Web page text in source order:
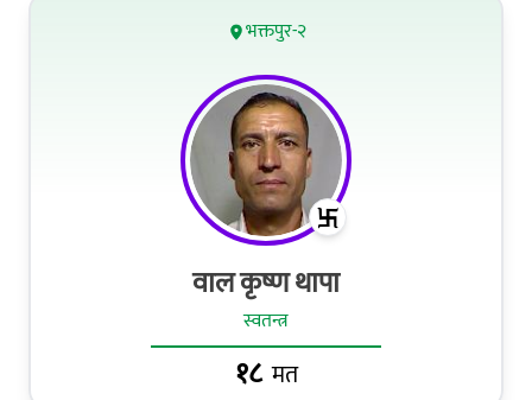
भक्तपुर-२
वाल कृष्ण थापा
स्वतन्त्र
१८मत